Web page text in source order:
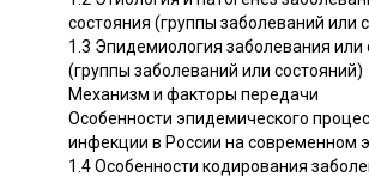
состояния (группы заболеваний или
1.3 Эпидемиология заболевания или
(группы заболеваний или состояний)
Механизм и факторы передачи
Особенности эпидемического
инфекции в России на современном
1.4 Особенности кодирования